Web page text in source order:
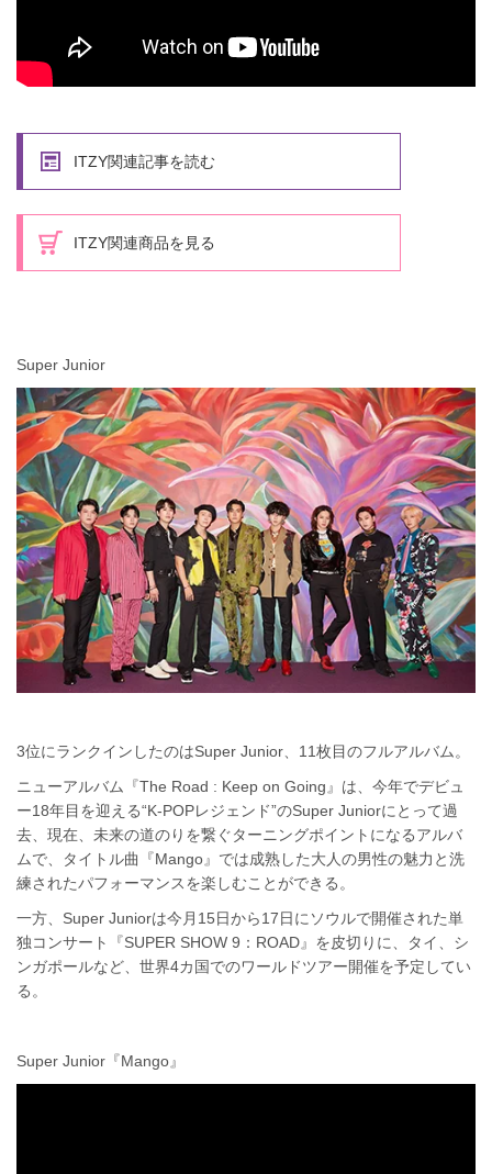
ITZY関連記事を読む
ITZY関連商品を見る
Super Junior
3位にランクインしたのはSuper Junior、11枚目のフルアルバム。
ニューアルバム『The Road : Keep on Going』は、今年でデビュ
ー18年目を迎える“K-POPレジェンド”のSuper Juniorにとって過
去、現在、未来の道のりを繋ぐターニングポイントになるアルバ
ムで、タイトル曲『Mango』では成熟した大人の男性の魅力と洗
練されたパフォーマンスを楽しむことができる。
一方、Super Juniorは今月15日から17日にソウルで開催された単
独コンサート『SUPER SHOW 9：ROAD』を皮切りに、タイ、シ
ンガポールなど、世界4カ国でのワールドツアー開催を予定してい
る。
Super Junior『Mango』